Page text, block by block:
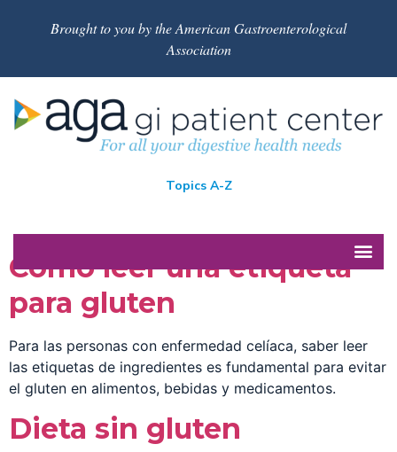
Brought to you by the American Gastroenterological
Association
Topics A-Z
Cómo leer una etiqueta
para gluten
Para las personas con enfermedad celíaca, saber leer
las etiquetas de ingredientes es fundamental para evitar
el gluten en alimentos, bebidas y medicamentos.
Dieta sin gluten